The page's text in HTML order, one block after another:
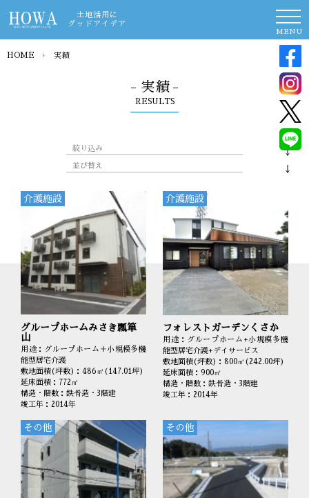
土地活用に
グッドアイデア
MENU
- 実績 -
RESULTS
HOME › 実績
絞り込み
並び替え
介護施設
グループホームみさき瓢箪
山
用途：グループホーム＋小規模多機
能型居宅介護
敷地面積(坪数)：486㎡(147.01坪)
延床面積：772㎡
構造・階数：鉄骨造・3階建
竣工年：2014年
介護施設
フォレストガーデンくさか
用途：グループホーム+小規模多機
能型居宅介護+デイサービス
敷地面積(坪数)：800㎡(242.00坪)
延床面積：900㎡
構造・階数：鉄骨造・3階建
竣工年：2014年
その他 その他